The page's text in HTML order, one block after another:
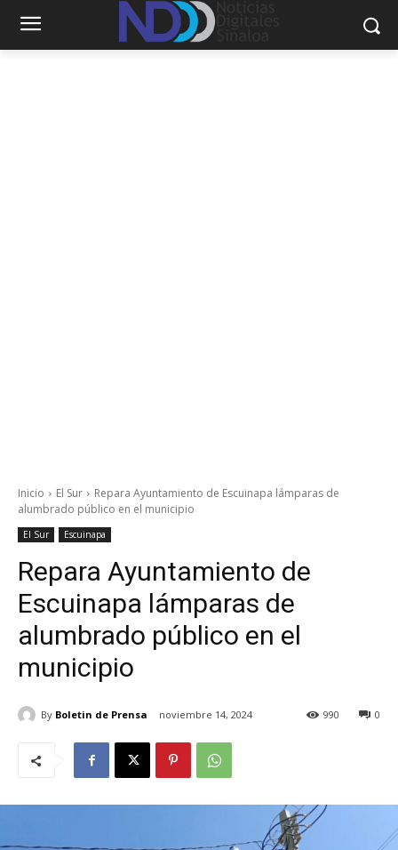
Inicio El Sur
Repara Ayuntamiento de Escuinapa lámparas de
alumbrado público en el municipio
El Sur Escuinapa
Repara Ayuntamiento de
Escuinapa lámparas de
alumbrado público en el
municipio
By Boletin de Prensa noviembre 14, 2024 0
990